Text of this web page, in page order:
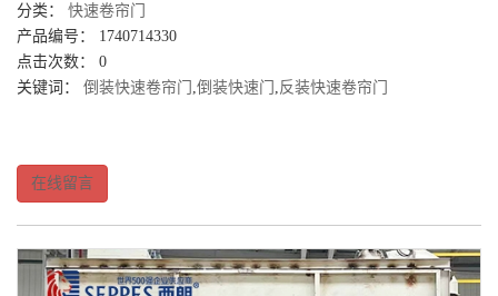
分类： 快速卷帘门
产品编号： 1740714330
点击次数： 0
关键词： 倒装快速卷帘门 倒装快速门 反装快速卷帘门
在线留言